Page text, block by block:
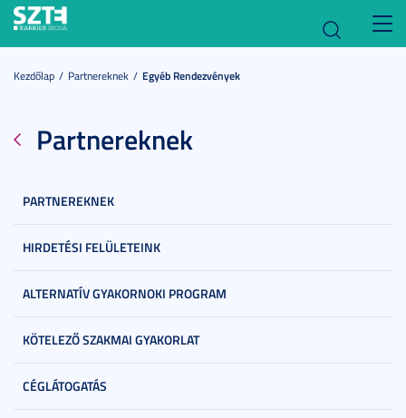
Kezdőlap Partnereknek Egyéb Rendezvények
Partnereknek
PARTNEREKNEK
HIRDETÉSI FELÜLETEINK
ALTERNATÍV GYAKORNOKI PROGRAM
KÖTELEZŐ SZAKMAI GYAKORLAT
CÉGLÁTOGATÁS